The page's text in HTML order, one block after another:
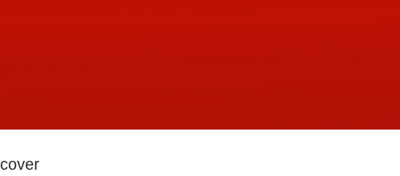
cover